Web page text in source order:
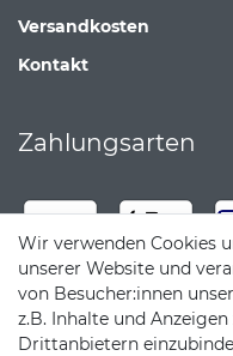
Versandkosten
Kontakt
Zahlungsarten
Wir verwenden Cookies
unserer Website und
von Besucher:innen
z.B. Inhalte und
Drittanbietern